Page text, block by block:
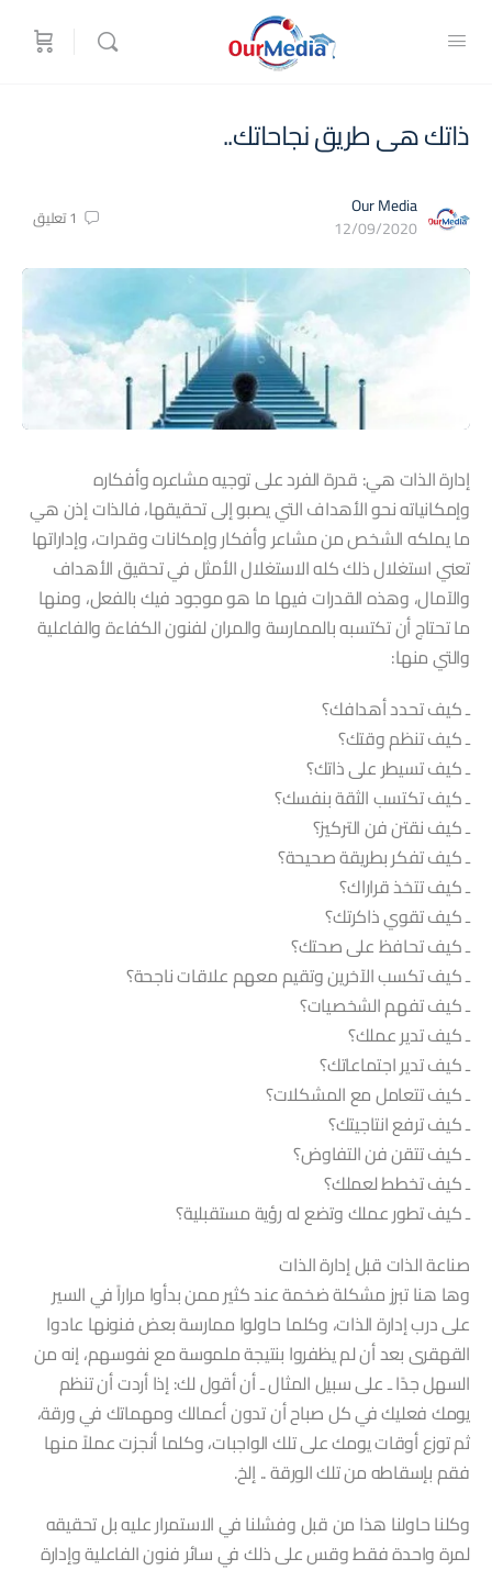
ذاتك هى طريق نجاحاتك..
Our Media
12/09/2020
1تعليق
إدارة الذات هي: قدرة الفرد على توجيه مشاعره وأفكاره
وإمكانياته نحو الأهداف التي يصبو إلى تحقيقها، فالذات إذن هي
ما يملكه الشخص من مشاعر وأفكار وإمكانات وقدرات، وإداراتها
تعني استغلال ذلك كله الاستغلال الأمثل في تحقيق الأهداف
والآمال، وهذه القدرات فيها ما هو موجود فيك بالفعل، ومنها
ما تحتاج أن تكتسبه بالممارسة والمران لفنون الكفاءة والفاعلية
والتي منها:
ـ كيف تحدد أهدافك؟
ـ كيف تنظم وقتك؟
ـ كيف تسيطر على ذاتك؟
ـ كيف تكتسب الثقة بنفسك؟
ـ كيف نقتن فن التركيز؟
ـ كيف تفكر بطريقة صحيحة؟
ـ كيف تتخذ قراراك؟
ـ كيف تقوي ذاكرتك؟
ـ كيف تحافظ على صحتك؟
ـ كيف تكسب الآخرين وتقيم معهم علاقات ناجحة؟
ـ كيف تفهم الشخصيات؟
ـ كيف تدير عملك؟
ـ كيف تدير اجتماعاتك؟
ـ كيف تتعامل مع المشكلات؟
ـ كيف ترفع انتاجيتك؟
ـ كيف تتقن فن التفاوض؟
ـ كيف تخطط لعملك؟
ـ كيف تطور عملك وتضع له رؤية مستقبلية؟
صناعة الذات قبل إدارة الذات
وها هنا تبرز مشكلة ضخمة عند كثير ممن بدأوا مراراً في السير
على درب إدارة الذات، وكلما حاولوا ممارسة بعض فنونها عادوا
القهقرى بعد أن لم يظفروا بنتيجة ملموسة مع نفوسهم، إنه من
السهل جدًا ـ على سبيل المثال ـ أن أقول لك: إذا أردت أن تنظم
يومك فعليك في كل صباح أن تدون أعمالك ومهماتك في ورقة،
ثم توزع أوقات يومك على تلك الواجبات، وكلما أنجزت عملاً منها
فقم بإسقاطه من تلك الورقة .. إلخ.
وكلنا حاولنا هذا من قبل وفشلنا في الاستمرار عليه بل تحقيقه
لمرة واحدة فقط وقس على ذلك في سائر فنون الفاعلية وإدارة